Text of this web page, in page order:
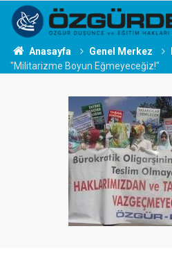
Anasayfa Genel Merkez
"Militarizme Boyun Eğmeyeceğiz!"